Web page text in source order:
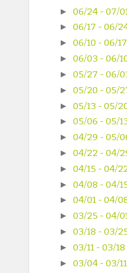
► 06/24 - 07/
► 06/17 - 06/
► 06/10 - 06/17
► 06/03 - 06/
► 05/27 - 06/
► 05/20 - 05/
► 05/13 - 05/
► 05/06 - 05/
► 04/29 - 05/
► 04/22 - 04/
► 04/15 - 04/
► 04/08 - 04/
► 04/01 - 04/
► 03/25 - 04/
► 03/18 - 03/
► 03/11 - 03/18
► 03/04 - 03/11